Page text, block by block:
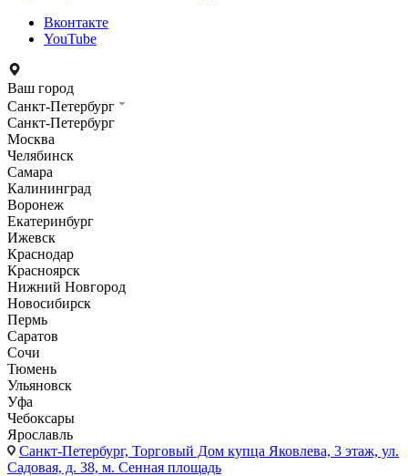
Вконтакте
YouTube
Ваш город
Санкт-Петербург
Санкт-Петербург
Москва
Челябинск
Самара
Калининград
Воронеж
Екатеринбург
Ижевск
Краснодар
Красноярск
Нижний Новгород
Новосибирск
Пермь
Саратов
Сочи
Тюмень
Ульяновск
Уфа
Чебоксары
Ярославль
Санкт-Петербург, Торговый Дом купца Яковлева, 3 этаж, ул.
Садовая, д. 38, м. Сенная площадь